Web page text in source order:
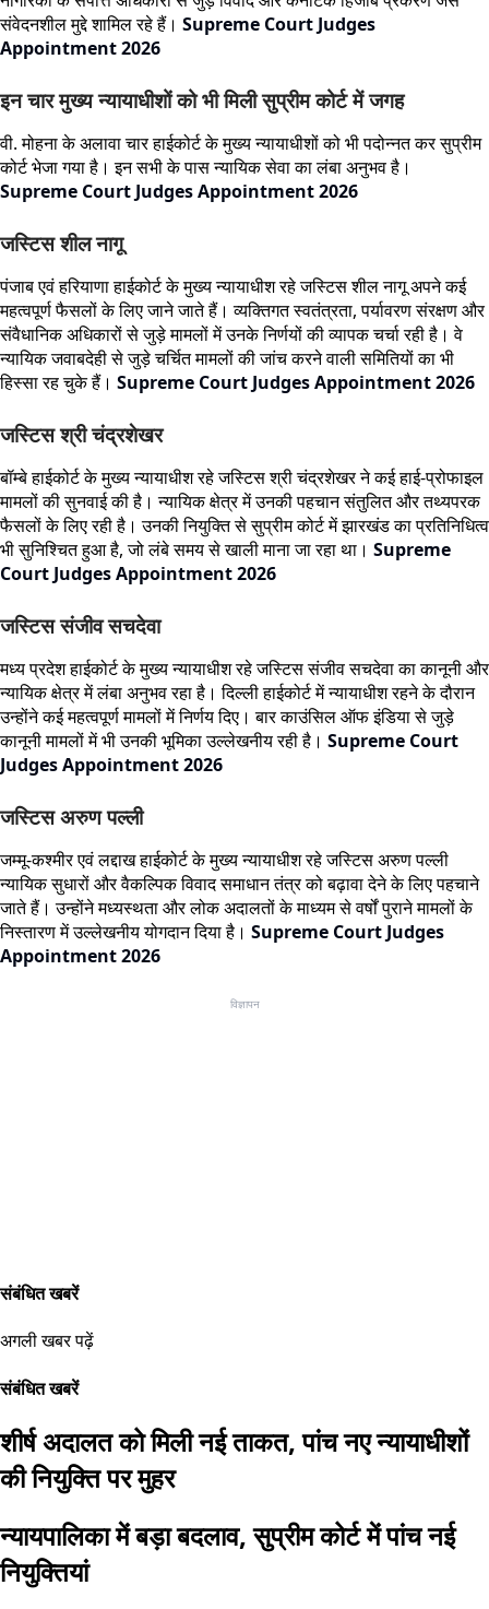
संवेदनशील मुद्दे शामिल रहे हैं। Supreme Court Judges
Appointment 2026
इन चार मुख्य न्यायाधीशों को भी मिली सुप्रीम कोर्ट में जगह
वी. मोहना के अलावा चार हाईकोर्ट के मुख्य न्यायाधीशों को भी पदोन्नत कर सुप्रीम
कोर्ट भेजा गया है। इन सभी के पास न्यायिक सेवा का लंबा अनुभव है।
Supreme Court Judges Appointment 2026
जस्टिस शील नागू
पंजाब एवं हरियाणा हाईकोर्ट के मुख्य न्यायाधीश रहे जस्टिस शील नागू अपने कई
महत्वपूर्ण फैसलों के लिए जाने जाते हैं। व्यक्तिगत स्वतंत्रता, पर्यावरण संरक्षण और
संवैधानिक अधिकारों से जुड़े मामलों में उनके निर्णयों की व्यापक चर्चा रही है। वे
न्यायिक जवाबदेही से जुड़े चर्चित मामलों की जांच करने वाली समितियों का भी
हिस्सा रह चुके हैं। Supreme Court Judges Appointment 2026
जस्टिस श्री चंद्रशेखर
बॉम्बे हाईकोर्ट के मुख्य न्यायाधीश रहे जस्टिस श्री चंद्रशेखर ने कई हाई-प्रोफाइल
मामलों की सुनवाई की है। न्यायिक क्षेत्र में उनकी पहचान संतुलित और तथ्यपरक
फैसलों के लिए रही है। उनकी नियुक्ति से सुप्रीम कोर्ट में झारखंड का प्रतिनिधित्व
भी सुनिश्चित हुआ है, जो लंबे समय से खाली माना जा रहा था। Supreme
Court Judges Appointment 2026
जस्टिस संजीव सचदेवा
मध्य प्रदेश हाईकोर्ट के मुख्य न्यायाधीश रहे जस्टिस संजीव सचदेवा का कानूनी और
न्यायिक क्षेत्र में लंबा अनुभव रहा है। दिल्ली हाईकोर्ट में न्यायाधीश रहने के दौरान
उन्होंने कई महत्वपूर्ण मामलों में निर्णय दिए। बार काउंसिल ऑफ इंडिया से जुड़े
कानूनी मामलों में भी उनकी भूमिका उल्लेखनीय रही है। Supreme Court
Judges Appointment 2026
जस्टिस अरुण पल्ली
जम्मू-कश्मीर एवं लद्दाख हाईकोर्ट के मुख्य न्यायाधीश रहे जस्टिस अरुण पल्ली
न्यायिक सुधारों और वैकल्पिक विवाद समाधान तंत्र को बढ़ावा देने के लिए पहचाने
जाते हैं। उन्होंने मध्यस्थता और लोक अदालतों के माध्यम से वर्षों पुराने मामलों के
निस्तारण में उल्लेखनीय योगदान दिया है। Supreme Court Judges
Appointment 2026
विज्ञापन
संबंधित खबरें
अगली खबर पढ़ें
संबंधित खबरें
शीर्ष अदालत को मिली नई ताकत, पांच नए न्यायाधीशों
की नियुक्ति पर मुहर
न्यायपालिका में बड़ा बदलाव, सुप्रीम कोर्ट में पांच नई
नियुक्तियां